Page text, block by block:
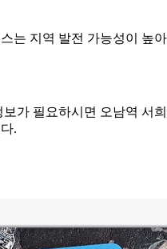
는 지역 발전 가능성이 높
가 필요하시면 오남역 서
.